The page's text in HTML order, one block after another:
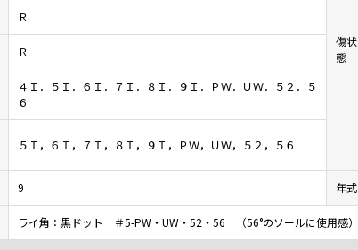
傷状
態
Ｒ
Ｒ
４Ｉ．５Ｉ．６Ｉ．７Ｉ．８Ｉ．９Ｉ．ＰＷ．ＵＷ．５２．５
６
５Ｉ，６Ｉ，７Ｉ，８Ｉ，９Ｉ，ＰＷ，ＵＷ，５２，５６
9 年式
ライ角：黒ドット ＃5-PW・UW・52・56 （56°のソールに使用感）